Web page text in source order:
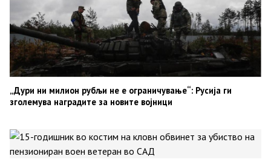
„Дури ни милион рубљи не е ограничување“: Русија ги
зголемува наградите за новите војници